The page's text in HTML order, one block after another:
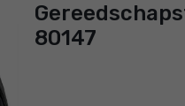
80147